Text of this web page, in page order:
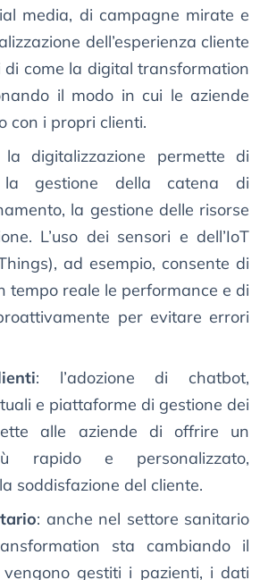
media, di campagne mirate e
dell’esperienza cliente
di come la digital transformation
il modo in cui le aziende
con i propri clienti.
digitalizzazione permette di
la gestione della catena di
la gestione delle risorse
L’uso dei sensori e dell’IoT
ad esempio, consente di
tempo reale le performance e di
per evitare errori
: l’adozione di chatbot,
e piattaforme di gestione dei
alle aziende di offrire un
rapido e personalizzato,
soddisfazione del cliente.
: anche nel settore sanitario
sta cambiando il
gestiti i pazienti, i dati